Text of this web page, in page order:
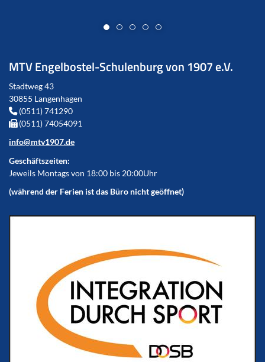
MTV Engelbostel-Schulenburg von 1907 e.V.
Stadtweg 43
30855 Langenhagen
(0511) 741290
(0511) 74054091
info@mtv1907.de
Geschäftszeiten:
Jeweils Montags von 18:00 bis 20:00Uhr
(während der Ferien ist das Büro nicht geöffnet)